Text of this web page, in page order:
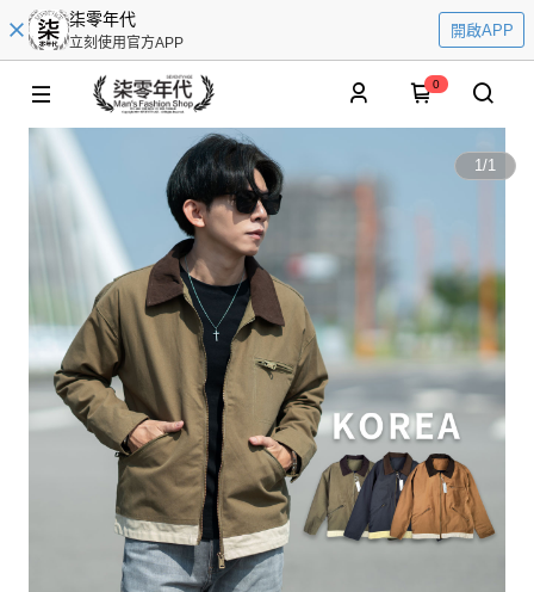
柒零年代
立刻使用官方APP
開啟APP
0
1/1